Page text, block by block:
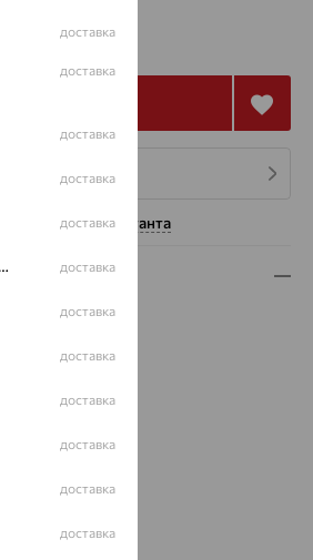
365 844
по 32 926₽
помощь консультанта
РОССИЯ
доставка
доставка
доставка
доставка
доставка
Александровское, Ставропольский край доставка
доставка
доставка
доставка
доставка
доставка
доставка